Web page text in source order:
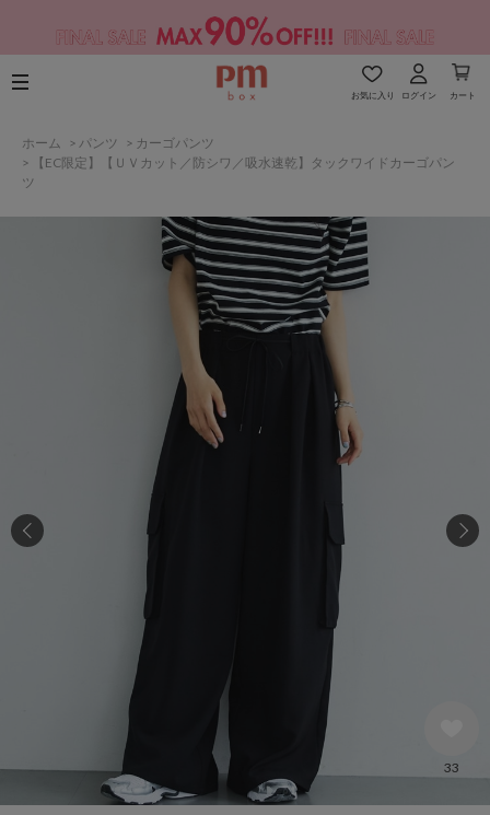
お気に入り ログイン カート
ホーム > パンツ > カーゴパンツ
>
【EC限定】【ＵＶカット／防シワ／吸水速乾】タックワイドカーゴパン
ツ
33